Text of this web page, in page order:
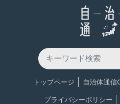
トップページ 自治体通信
プライバシーポリシー